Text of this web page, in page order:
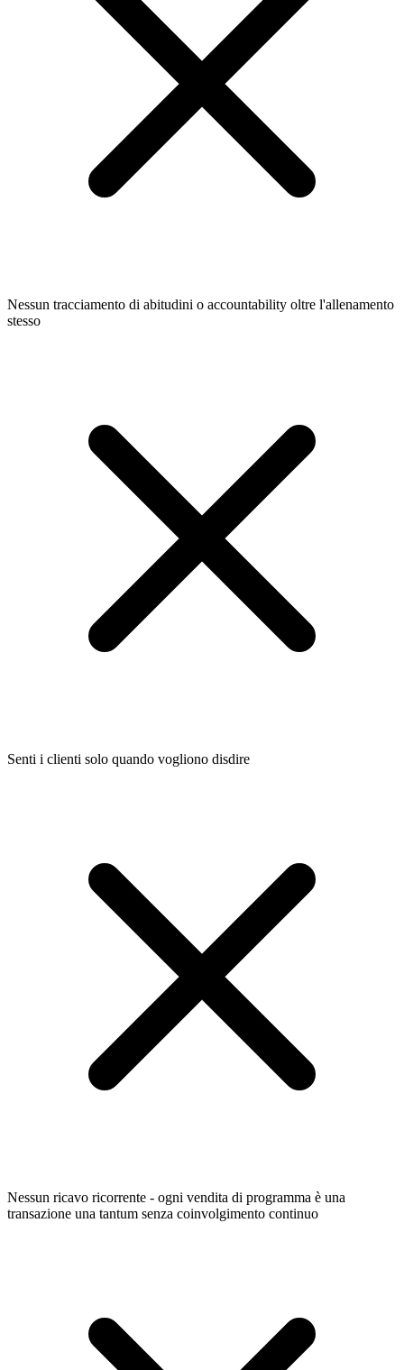
Nessun tracciamento di abitudini o accountability oltre l'allenamento
stesso
Senti i clienti solo quando vogliono disdire
Nessun ricavo ricorrente - ogni vendita di programma è una
transazione una tantum senza coinvolgimento continuo